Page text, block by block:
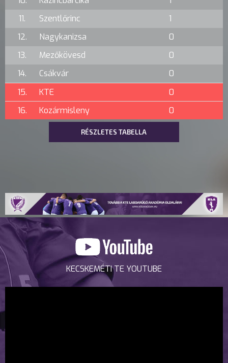
11.
Szentlőrinc
1
12.
Nagykanizsa
0
13.
Mezőkövesd
0
14.
Csákvár
0
15.
KTE
0
16.
Kozármisleny 0
RÉSZLETES TABELLA
KECSKEMÉTI TE YOUTUBE